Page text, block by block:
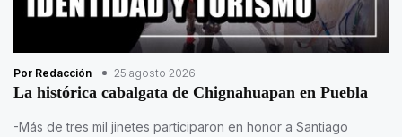
Por Redacción 25 agosto 2026
La histórica cabalgata de Chignahuapan en Puebla
-Más de tres mil jinetes participaron en honor a Santiago